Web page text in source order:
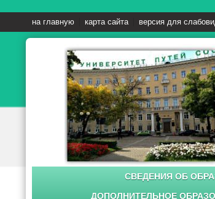
на главную карта сайта версия для
СВЕДЕНИЯ ОБ
ДОПОЛНИТЕЛЬНОЕ